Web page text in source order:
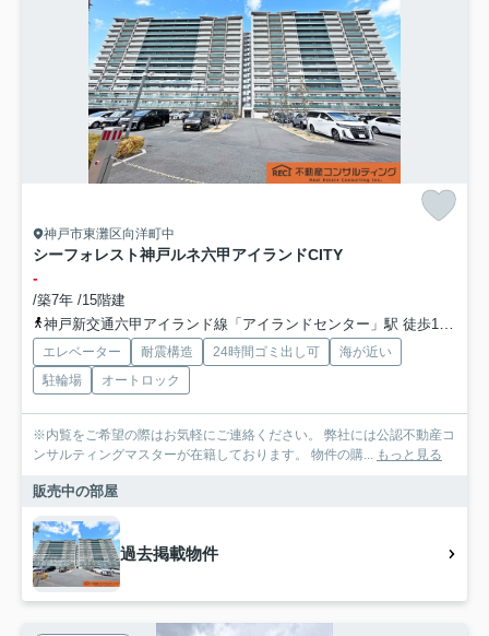
神戸市東灘区向洋町中
シーフォレスト神戸ルネ六甲アイランドCITY
-
/築7年 /15階建
神戸新交通六甲アイランド線「アイランドセンター」駅 徒歩12分
エレベーター 耐震構造 24時間ゴミ出し可
海が近い
駐輪場
オートロック
※内覧をご希望の際はお気軽にご連絡ください。 弊社には公認不動産コ
ンサルティングマスターが在籍しております。 物件の購... もっと見る
販売中の部屋
過去掲載物件